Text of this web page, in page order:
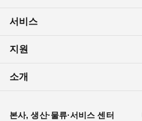
서비스
지원
소개
본사, 생산·물류·서비스 센터